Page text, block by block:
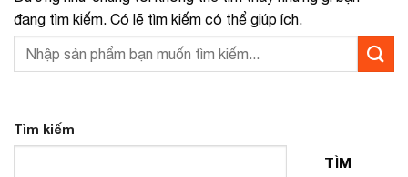
đang tìm kiếm. Có lẽ tìm kiếm có thể giúp ích.
Tìm kiếm
TÌM